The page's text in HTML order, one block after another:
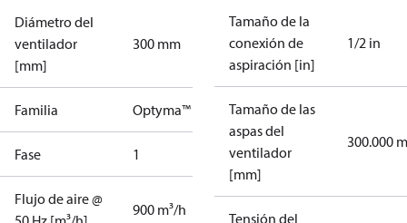
Diámetro del
ventilador
[mm]
300 mm
Familia Optyma™
Fase 1
Flujo de aire @
900 m³/h
Tamaño de la
conexión de
aspiración [in]
1/2 in
Tamaño de las
aspas del
ventilador
[mm]
300.000
Tensión del